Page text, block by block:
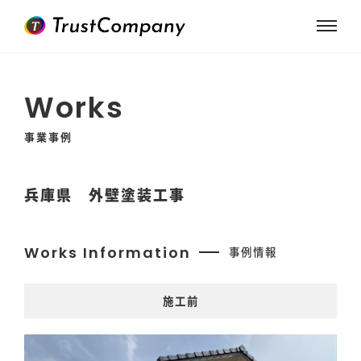
Works
事業事例
兵庫県 外壁塗装工事
Works Information 事例情報
施工前